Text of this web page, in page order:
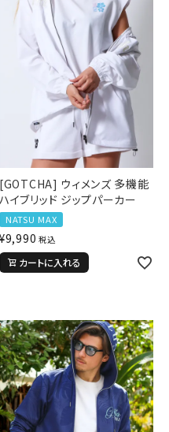
[GOTCHA] ウィメンズ 多機能
ハイブリッド ジップパーカー
NATSU MAX
¥9,990 税込
カートに入れる